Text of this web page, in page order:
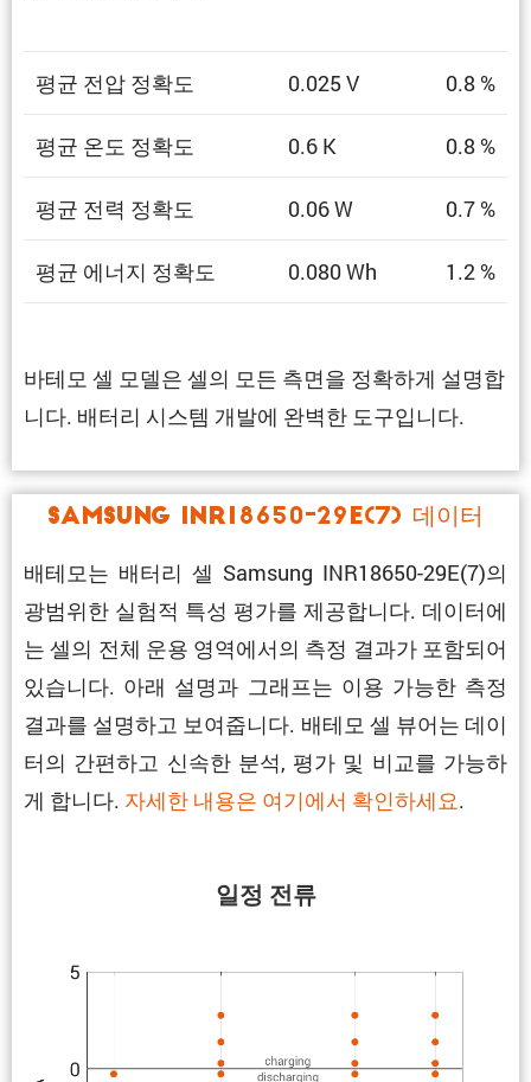
평균 전압 정확도 0.025 V 0.8 %
평균 온도 정확도 0.6 K 0.8 %
평균 전력 정확도 0.06 W 0.7 %
평균 에너지 정확도 0.080 Wh 1.2 %
바테모 셀 모델은 셀의 모든 측면을 정확하게 설명합
니다. 배터리 시스템 개발에 완벽한 도구입니다.
Samsung INR18650-29E(7) 데이터
배테모는 배터리 셀 Samsung INR18650-29E(7)의
광범위한 실험적 특성 평가를 제공합니다. 데이터에
는 셀의 전체 운용 영역에서의 측정 결과가 포함되어
있습니다. 아래 설명과 그래프는 이용 가능한 측정
결과를 설명하고 보여줍니다. 배테모 셀 뷰어는 데이
터의 간편하고 신속한 분석, 평가 및 비교를 가능하
게 합니다. 자세한 내용은 여기에서 확인하세요.
일정 전류